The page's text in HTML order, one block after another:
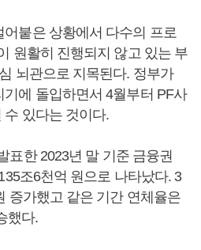
붙은 상황에서 다수의 프로
원활히 진행되지 않고 있는 부
뇌관으로 지목된다. 정부가
에 돌입하면서 4월부터 PF사
있다는 것이다.
표한 2023년 말 기준 금융권
조6천억 원으로 나타났다. 3
증가했고 같은 기간 연체율은
했다.